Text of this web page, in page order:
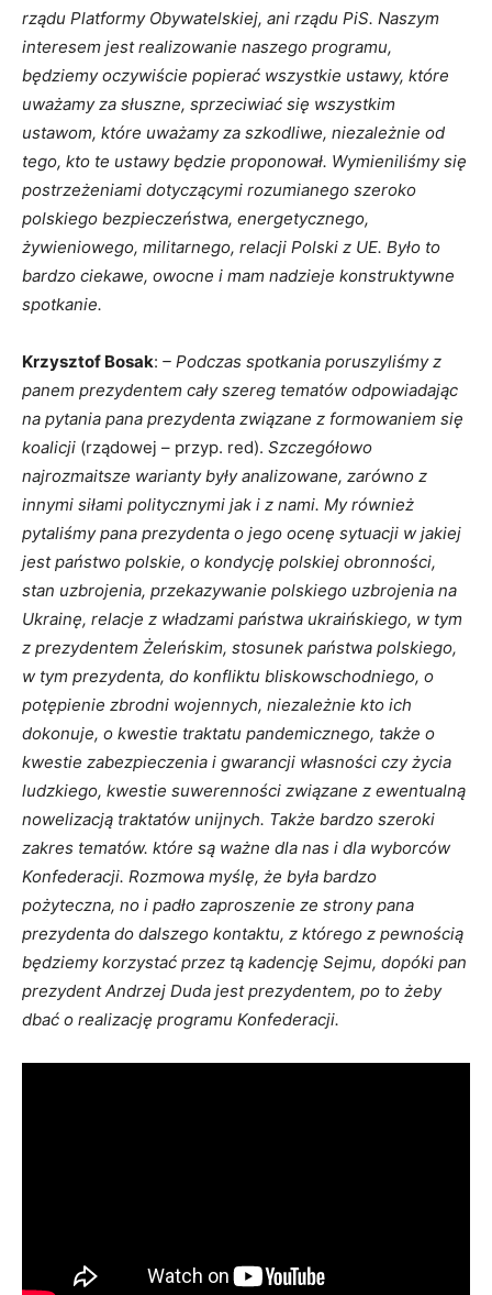
rządu Platformy Obywatelskiej, ani rządu PiS. Naszym
interesem jest realizowanie naszego programu,
będziemy oczywiście popierać wszystkie ustawy, które
uważamy za słuszne, sprzeciwiać się wszystkim
ustawom, które uważamy za szkodliwe, niezależnie od
tego, kto te ustawy będzie proponował. Wymieniliśmy się
postrzeżeniami dotyczącymi rozumianego szeroko
polskiego bezpieczeństwa, energetycznego,
żywieniowego, militarnego, relacji Polski z UE. Było to
bardzo ciekawe, owocne i mam nadzieje konstruktywne
spotkanie.
Krzysztof Bosak: – Podczas spotkania poruszyliśmy z
panem prezydentem cały szereg tematów odpowiadając
na pytania pana prezydenta związane z formowaniem się
koalicji (rządowej – przyp. red). Szczegółowo
najrozmaitsze warianty były analizowane, zarówno z
innymi siłami politycznymi jak i z nami. My również
pytaliśmy pana prezydenta o jego ocenę sytuacji w jakiej
jest państwo polskie, o kondycję polskiej obronności,
stan uzbrojenia, przekazywanie polskiego uzbrojenia na
Ukrainę, relacje z władzami państwa ukraińskiego, w tym
z prezydentem Żeleńskim, stosunek państwa polskiego,
w tym prezydenta, do konfliktu bliskowschodniego, o
potępienie zbrodni wojennych, niezależnie kto ich
dokonuje, o kwestie traktatu pandemicznego, także o
kwestie zabezpieczenia i gwarancji własności czy życia
ludzkiego, kwestie suwerenności związane z ewentualną
nowelizacją traktatów unijnych. Także bardzo szeroki
zakres tematów. które są ważne dla nas i dla wyborców
Konfederacji. Rozmowa myślę, że była bardzo
pożyteczna, no i padło zaproszenie ze strony pana
prezydenta do dalszego kontaktu, z którego z pewnością
będziemy korzystać przez tą kadencję Sejmu, dopóki pan
prezydent Andrzej Duda jest prezydentem, po to żeby
dbać o realizację programu Konfederacji.